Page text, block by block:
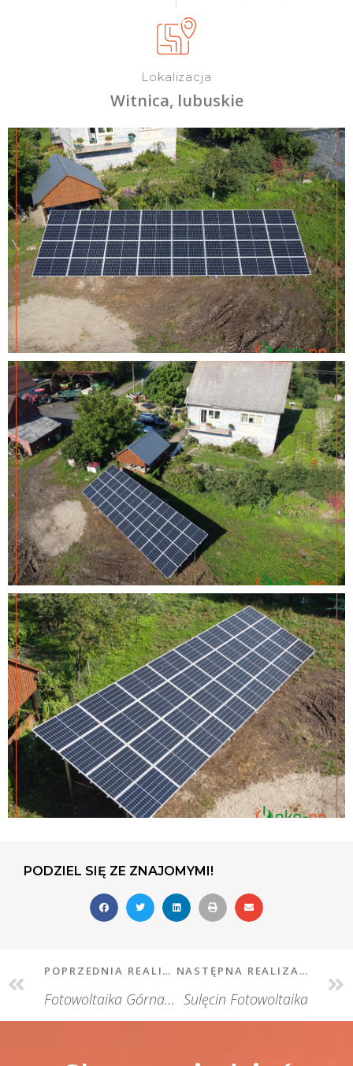
Lokalizacja
Witnica, lubuskie
PODZIEL SIĘ ZE ZNAJOMYMI!
POPRZEDNIA REALIZACJA
Fotowoltaika Górna Wieś
NASTĘPNA REALIZACJA
Sulęcin Fotowoltaika